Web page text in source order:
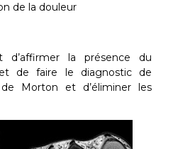
de la douleur
d’affirmer la présence du
de faire le diagnostic de
Morton et d’éliminer les